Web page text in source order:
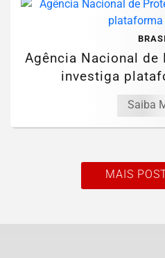
Agência Nacional de
investiga
Saiba
MAIS